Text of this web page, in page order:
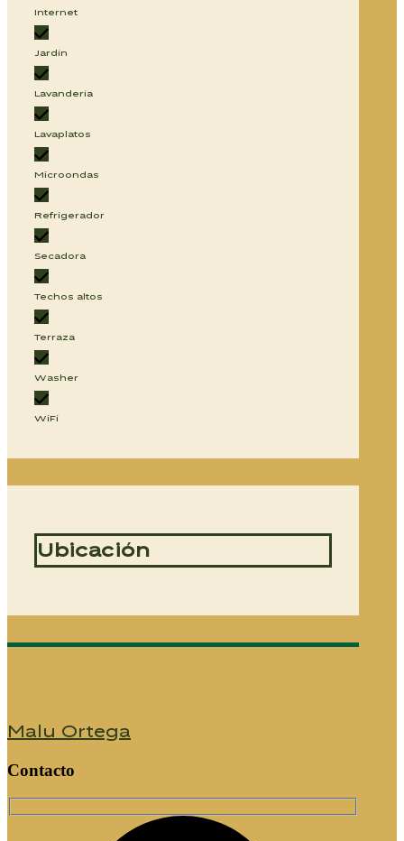
Internet
Jardín
Lavandería
Lavaplatos
Microondas
Refrigerador
Secadora
Techos altos
Terraza
Washer
WiFi
Ubicación
Malu Ortega
Contacto